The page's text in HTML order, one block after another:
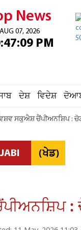
News
07, 2026
PM
ਦੇਸ਼ ਵਿਦੇਸ਼
ਸਕੁਐਸ਼ ਚੈਂਪੀਅਨਸ਼ਿਪ :
(ਖੇਡ)
: